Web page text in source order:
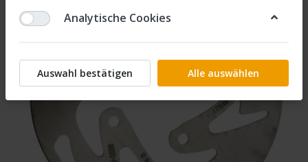
Analytische Cookies
Auswahl bestätigen Alle auswählen